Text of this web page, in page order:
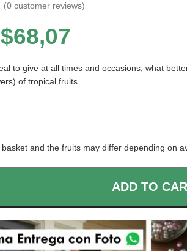
(0 customer reviews)
68,07
to give at all times and occasions, what
of tropical fruits
and the fruits may differ depending on
ADD TO